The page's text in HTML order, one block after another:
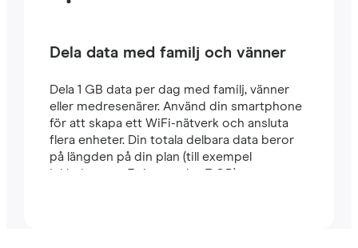
Dela data med familj och vänner
Dela 1 GB data per dag med familj, vänner
eller medresenärer. Använd din smartphone
för att skapa ett WiFi-nätverk och ansluta
flera enheter. Din totala delbara data beror
på längden på din plan (till exempel
inkluderar en 7-dagarsplan 7 GB).